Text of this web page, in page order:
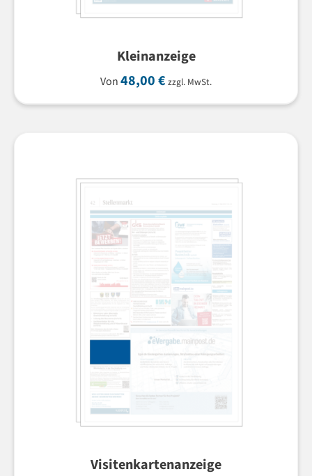
Kleinanzeige
Von48,00€ zzgl. MwSt.
Visitenkartenanzeige